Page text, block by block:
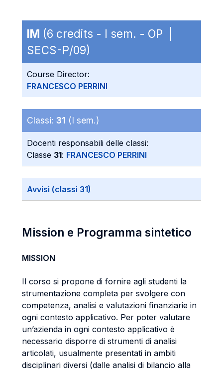
IM (6 credits - I sem. - OP |
SECS-P/09)
Course Director:
FRANCESCO PERRINI
Classi: 31 (I sem.)
Docenti responsabili delle classi:
Classe 31: FRANCESCO PERRINI
Avvisi (classi 31)
Mission e Programma sintetico
MISSION
Il corso si propone di fornire agli studenti la
strumentazione completa per svolgere con
competenza, analisi e valutazioni finanziarie in
ogni contesto applicativo. Per poter valutare
un’azienda in ogni contesto applicativo è
necessario disporre di strumenti di analisi
articolati, usualmente presentati in ambiti
disciplinari diversi (dalle analisi di bilancio alla